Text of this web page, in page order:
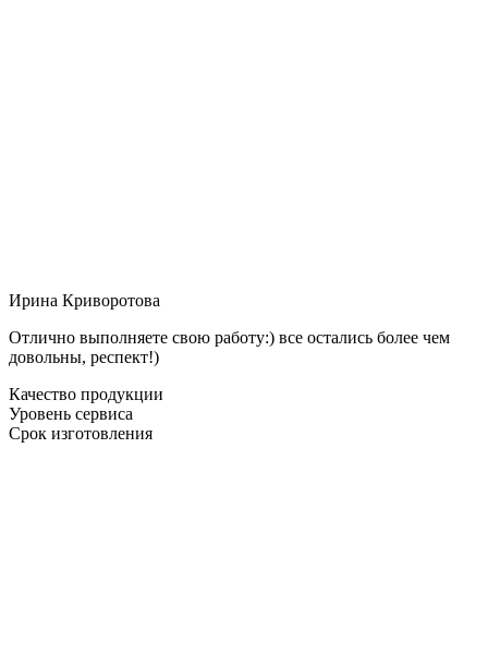
Ирина Криворотова
Отлично выполняете свою работу:) все остались более чем
довольны, респект!)
Качество продукции
Уровень сервиса
Срок изготовления